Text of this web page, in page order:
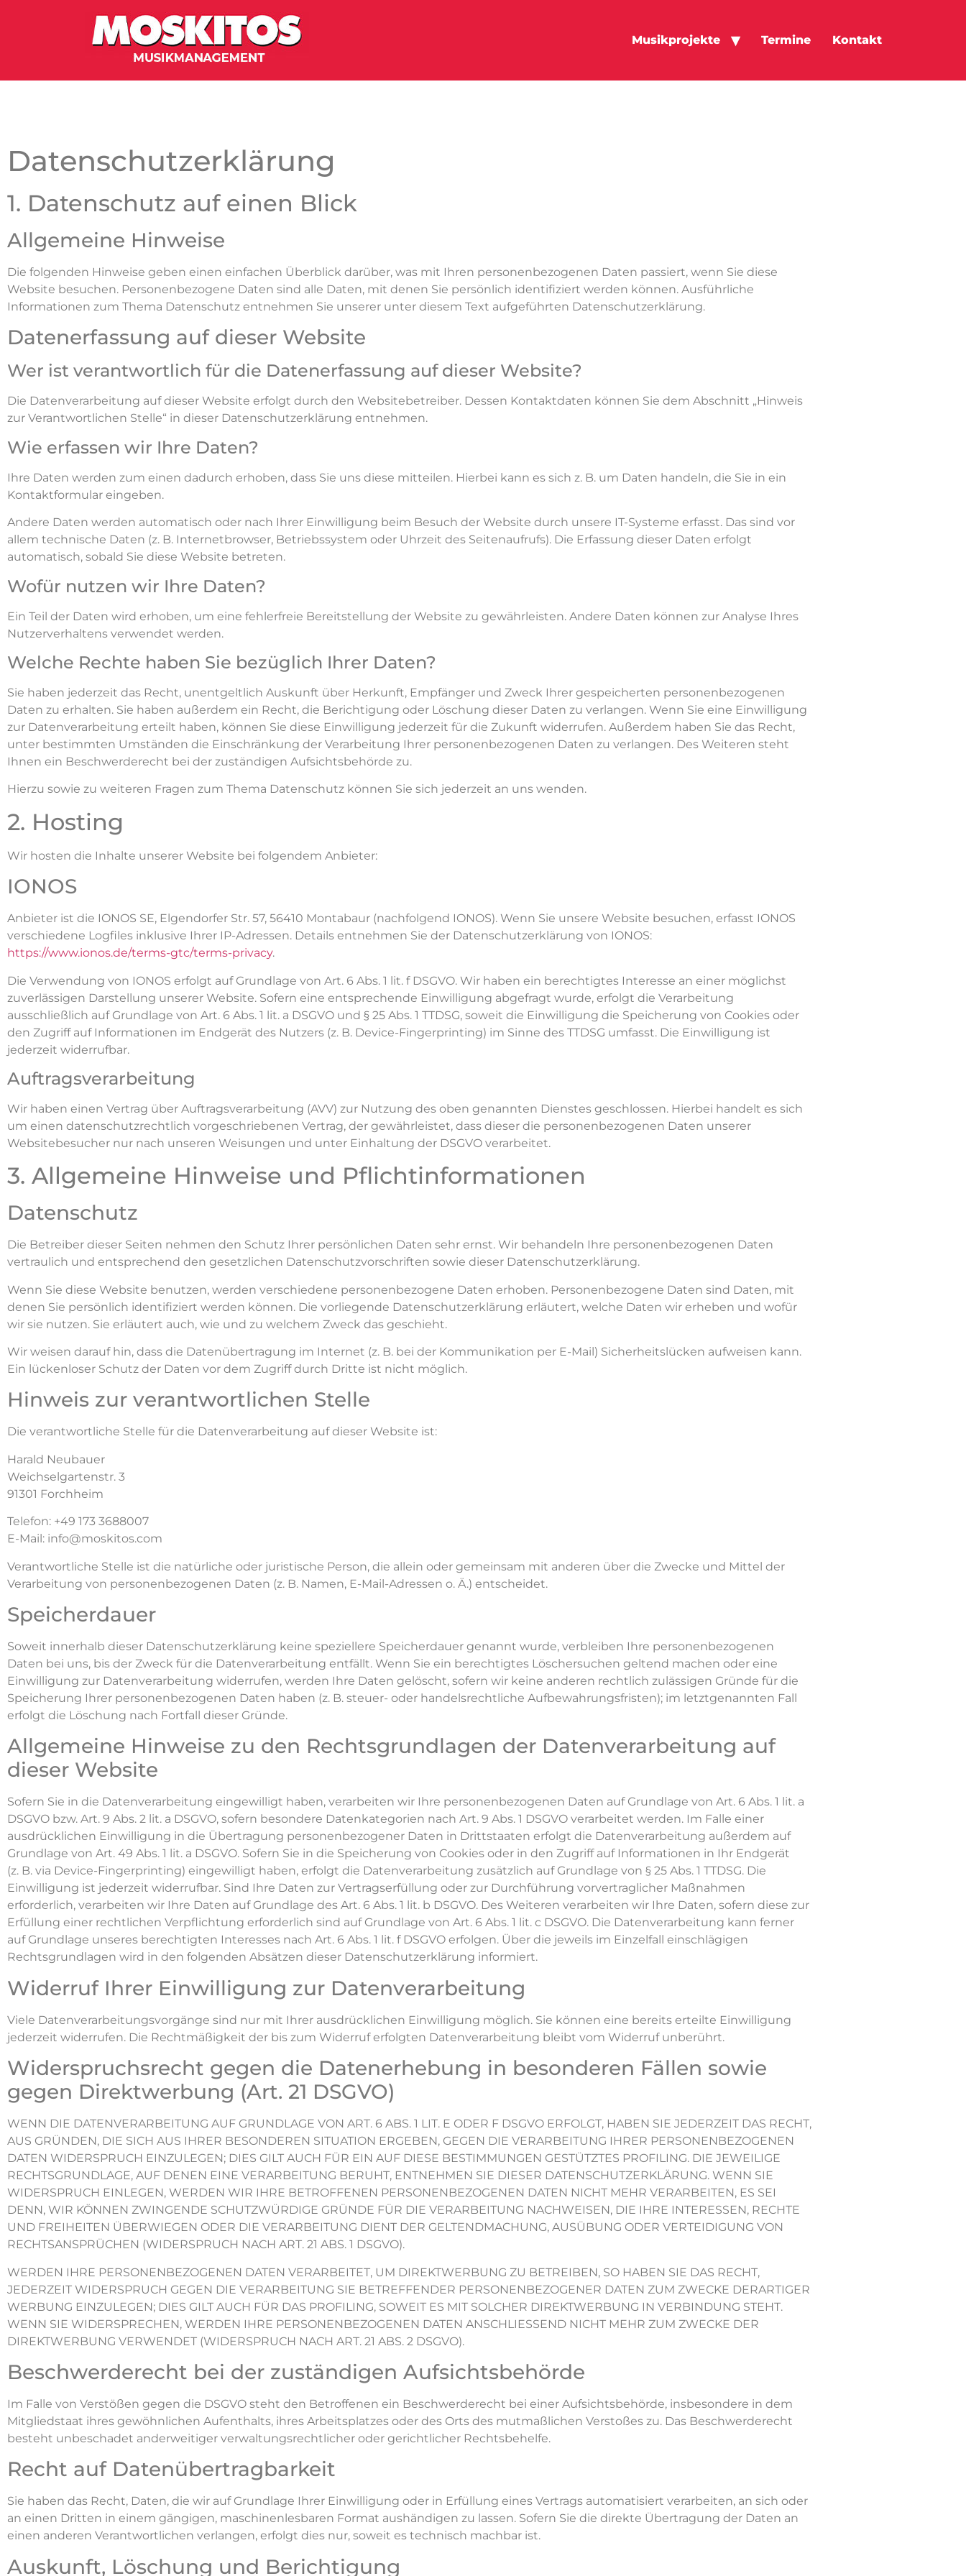
Musikprojekte Termine Kontakt
Datenschutz­erklärung
1. Datenschutz auf einen Blick
Allgemeine Hinweise
Die folgenden Hinweise geben einen einfachen Überblick darüber, was mit Ihren personenbezogenen Daten passiert, wenn Sie diese
Website besuchen. Personenbezogene Daten sind alle Daten, mit denen Sie persönlich identifiziert werden können. Ausführliche
Informationen zum Thema Datenschutz entnehmen Sie unserer unter diesem Text aufgeführten Datenschutzerklärung.
Datenerfassung auf dieser Website
Wer ist verantwortlich für die Datenerfassung auf dieser Website?
Die Datenverarbeitung auf dieser Website erfolgt durch den Websitebetreiber. Dessen Kontaktdaten können Sie dem Abschnitt „Hinweis
zur Verantwortlichen Stelle“ in dieser Datenschutzerklärung entnehmen.
Wie erfassen wir Ihre Daten?
Ihre Daten werden zum einen dadurch erhoben, dass Sie uns diese mitteilen. Hierbei kann es sich z. B. um Daten handeln, die Sie in ein
Kontaktformular eingeben.
Andere Daten werden automatisch oder nach Ihrer Einwilligung beim Besuch der Website durch unsere IT-Systeme erfasst. Das sind vor
allem technische Daten (z. B. Internetbrowser, Betriebssystem oder Uhrzeit des Seitenaufrufs). Die Erfassung dieser Daten erfolgt
automatisch, sobald Sie diese Website betreten.
Wofür nutzen wir Ihre Daten?
Ein Teil der Daten wird erhoben, um eine fehlerfreie Bereitstellung der Website zu gewährleisten. Andere Daten können zur Analyse Ihres
Nutzerverhaltens verwendet werden.
Welche Rechte haben Sie bezüglich Ihrer Daten?
Sie haben jederzeit das Recht, unentgeltlich Auskunft über Herkunft, Empfänger und Zweck Ihrer gespeicherten personenbezogenen
Daten zu erhalten. Sie haben außerdem ein Recht, die Berichtigung oder Löschung dieser Daten zu verlangen. Wenn Sie eine Einwilligung
zur Datenverarbeitung erteilt haben, können Sie diese Einwilligung jederzeit für die Zukunft widerrufen. Außerdem haben Sie das Recht,
unter bestimmten Umständen die Einschränkung der Verarbeitung Ihrer personenbezogenen Daten zu verlangen. Des Weiteren steht
Ihnen ein Beschwerderecht bei der zuständigen Aufsichtsbehörde zu.
Hierzu sowie zu weiteren Fragen zum Thema Datenschutz können Sie sich jederzeit an uns wenden.
2. Hosting
Wir hosten die Inhalte unserer Website bei folgendem Anbieter:
IONOS
Anbieter ist die IONOS SE, Elgendorfer Str. 57, 56410 Montabaur (nachfolgend IONOS). Wenn Sie unsere Website besuchen, erfasst IONOS
verschiedene Logfiles inklusive Ihrer IP-Adressen. Details entnehmen Sie der Datenschutzerklärung von IONOS:
https://www.ionos.de/terms-gtc/terms-privacy.
Die Verwendung von IONOS erfolgt auf Grundlage von Art. 6 Abs. 1 lit. f DSGVO. Wir haben ein berechtigtes Interesse an einer möglichst
zuverlässigen Darstellung unserer Website. Sofern eine entsprechende Einwilligung abgefragt wurde, erfolgt die Verarbeitung
ausschließlich auf Grundlage von Art. 6 Abs. 1 lit. a DSGVO und § 25 Abs. 1 TTDSG, soweit die Einwilligung die Speicherung von Cookies oder
den Zugriff auf Informationen im Endgerät des Nutzers (z. B. Device-Fingerprinting) im Sinne des TTDSG umfasst. Die Einwilligung ist
jederzeit widerrufbar.
Auftragsverarbeitung
Wir haben einen Vertrag über Auftragsverarbeitung (AVV) zur Nutzung des oben genannten Dienstes geschlossen. Hierbei handelt es sich
um einen datenschutzrechtlich vorgeschriebenen Vertrag, der gewährleistet, dass dieser die personenbezogenen Daten unserer
Websitebesucher nur nach unseren Weisungen und unter Einhaltung der DSGVO verarbeitet.
3. Allgemeine Hinweise und Pflicht­informationen
Datenschutz
Die Betreiber dieser Seiten nehmen den Schutz Ihrer persönlichen Daten sehr ernst. Wir behandeln Ihre personenbezogenen Daten
vertraulich und entsprechend den gesetzlichen Datenschutzvorschriften sowie dieser Datenschutzerklärung.
Wenn Sie diese Website benutzen, werden verschiedene personenbezogene Daten erhoben. Personenbezogene Daten sind Daten, mit
denen Sie persönlich identifiziert werden können. Die vorliegende Datenschutzerklärung erläutert, welche Daten wir erheben und wofür
wir sie nutzen. Sie erläutert auch, wie und zu welchem Zweck das geschieht.
Wir weisen darauf hin, dass die Datenübertragung im Internet (z. B. bei der Kommunikation per E-Mail) Sicherheitslücken aufweisen kann.
Ein lückenloser Schutz der Daten vor dem Zugriff durch Dritte ist nicht möglich.
Hinweis zur verantwortlichen Stelle
Die verantwortliche Stelle für die Datenverarbeitung auf dieser Website ist:
Harald Neubauer
Weichselgartenstr. 3
91301 Forchheim
Telefon: +49 173 3688007
E-Mail: info@moskitos.com
Verantwortliche Stelle ist die natürliche oder juristische Person, die allein oder gemeinsam mit anderen über die Zwecke und Mittel der
Verarbeitung von personenbezogenen Daten (z. B. Namen, E-Mail-Adressen o. Ä.) entscheidet.
Speicherdauer
Soweit innerhalb dieser Datenschutzerklärung keine speziellere Speicherdauer genannt wurde, verbleiben Ihre personenbezogenen
Daten bei uns, bis der Zweck für die Datenverarbeitung entfällt. Wenn Sie ein berechtigtes Löschersuchen geltend machen oder eine
Einwilligung zur Datenverarbeitung widerrufen, werden Ihre Daten gelöscht, sofern wir keine anderen rechtlich zulässigen Gründe für die
Speicherung Ihrer personenbezogenen Daten haben (z. B. steuer- oder handelsrechtliche Aufbewahrungsfristen); im letztgenannten Fall
erfolgt die Löschung nach Fortfall dieser Gründe.
Allgemeine Hinweise zu den Rechtsgrundlagen der Datenverarbeitung auf
dieser Website
Sofern Sie in die Datenverarbeitung eingewilligt haben, verarbeiten wir Ihre personenbezogenen Daten auf Grundlage von Art. 6 Abs. 1 lit. a
DSGVO bzw. Art. 9 Abs. 2 lit. a DSGVO, sofern besondere Datenkategorien nach Art. 9 Abs. 1 DSGVO verarbeitet werden. Im Falle einer
ausdrücklichen Einwilligung in die Übertragung personenbezogener Daten in Drittstaaten erfolgt die Datenverarbeitung außerdem auf
Grundlage von Art. 49 Abs. 1 lit. a DSGVO. Sofern Sie in die Speicherung von Cookies oder in den Zugriff auf Informationen in Ihr Endgerät
(z. B. via Device-Fingerprinting) eingewilligt haben, erfolgt die Datenverarbeitung zusätzlich auf Grundlage von § 25 Abs. 1 TTDSG. Die
Einwilligung ist jederzeit widerrufbar. Sind Ihre Daten zur Vertragserfüllung oder zur Durchführung vorvertraglicher Maßnahmen
erforderlich, verarbeiten wir Ihre Daten auf Grundlage des Art. 6 Abs. 1 lit. b DSGVO. Des Weiteren verarbeiten wir Ihre Daten, sofern diese zur
Erfüllung einer rechtlichen Verpflichtung erforderlich sind auf Grundlage von Art. 6 Abs. 1 lit. c DSGVO. Die Datenverarbeitung kann ferner
auf Grundlage unseres berechtigten Interesses nach Art. 6 Abs. 1 lit. f DSGVO erfolgen. Über die jeweils im Einzelfall einschlägigen
Rechtsgrundlagen wird in den folgenden Absätzen dieser Datenschutzerklärung informiert.
Widerruf Ihrer Einwilligung zur Datenverarbeitung
Viele Datenverarbeitungsvorgänge sind nur mit Ihrer ausdrücklichen Einwilligung möglich. Sie können eine bereits erteilte Einwilligung
jederzeit widerrufen. Die Rechtmäßigkeit der bis zum Widerruf erfolgten Datenverarbeitung bleibt vom Widerruf unberührt.
Widerspruchsrecht gegen die Datenerhebung in besonderen Fällen sowie
gegen Direktwerbung (Art. 21 DSGVO)
WENN DIE DATENVERARBEITUNG AUF GRUNDLAGE VON ART. 6 ABS. 1 LIT. E ODER F DSGVO ERFOLGT, HABEN SIE JEDERZEIT DAS RECHT,
AUS GRÜNDEN, DIE SICH AUS IHRER BESONDEREN SITUATION ERGEBEN, GEGEN DIE VERARBEITUNG IHRER PERSONENBEZOGENEN
DATEN WIDERSPRUCH EINZULEGEN; DIES GILT AUCH FÜR EIN AUF DIESE BESTIMMUNGEN GESTÜTZTES PROFILING. DIE JEWEILIGE
RECHTSGRUNDLAGE, AUF DENEN EINE VERARBEITUNG BERUHT, ENTNEHMEN SIE DIESER DATENSCHUTZERKLÄRUNG. WENN SIE
WIDERSPRUCH EINLEGEN, WERDEN WIR IHRE BETROFFENEN PERSONENBEZOGENEN DATEN NICHT MEHR VERARBEITEN, ES SEI
DENN, WIR KÖNNEN ZWINGENDE SCHUTZWÜRDIGE GRÜNDE FÜR DIE VERARBEITUNG NACHWEISEN, DIE IHRE INTERESSEN, RECHTE
UND FREIHEITEN ÜBERWIEGEN ODER DIE VERARBEITUNG DIENT DER GELTENDMACHUNG, AUSÜBUNG ODER VERTEIDIGUNG VON
RECHTSANSPRÜCHEN (WIDERSPRUCH NACH ART. 21 ABS. 1 DSGVO).
WERDEN IHRE PERSONENBEZOGENEN DATEN VERARBEITET, UM DIREKTWERBUNG ZU BETREIBEN, SO HABEN SIE DAS RECHT,
JEDERZEIT WIDERSPRUCH GEGEN DIE VERARBEITUNG SIE BETREFFENDER PERSONENBEZOGENER DATEN ZUM ZWECKE DERARTIGER
WERBUNG EINZULEGEN; DIES GILT AUCH FÜR DAS PROFILING, SOWEIT ES MIT SOLCHER DIREKTWERBUNG IN VERBINDUNG STEHT.
WENN SIE WIDERSPRECHEN, WERDEN IHRE PERSONENBEZOGENEN DATEN ANSCHLIESSEND NICHT MEHR ZUM ZWECKE DER
DIREKTWERBUNG VERWENDET (WIDERSPRUCH NACH ART. 21 ABS. 2 DSGVO).
Beschwerde­recht bei der zuständigen Aufsichts­behörde
Im Falle von Verstößen gegen die DSGVO steht den Betroffenen ein Beschwerderecht bei einer Aufsichtsbehörde, insbesondere in dem
Mitgliedstaat ihres gewöhnlichen Aufenthalts, ihres Arbeitsplatzes oder des Orts des mutmaßlichen Verstoßes zu. Das Beschwerderecht
besteht unbeschadet anderweitiger verwaltungsrechtlicher oder gerichtlicher Rechtsbehelfe.
Recht auf Daten­übertrag­barkeit
Sie haben das Recht, Daten, die wir auf Grundlage Ihrer Einwilligung oder in Erfüllung eines Vertrags automatisiert verarbeiten, an sich oder
an einen Dritten in einem gängigen, maschinenlesbaren Format aushändigen zu lassen. Sofern Sie die direkte Übertragung der Daten an
einen anderen Verantwortlichen verlangen, erfolgt dies nur, soweit es technisch machbar ist.
Auskunft, Löschung und Berichtigung